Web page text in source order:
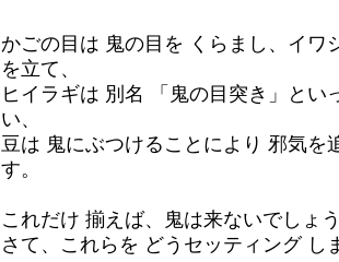
かごの目は 鬼の目を くらまし、イワ
を立て、
ヒイラギは 別名 「鬼の目突き」とい
い、
豆は 鬼にぶつけることにより 邪気を
す。
これだけ 揃えば、鬼は来ないでしょ
さて、これらを どうセッティング し